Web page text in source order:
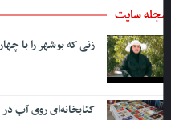
سایت
زنی که بوشهر را با
کتابخانه‌ای روی آب در